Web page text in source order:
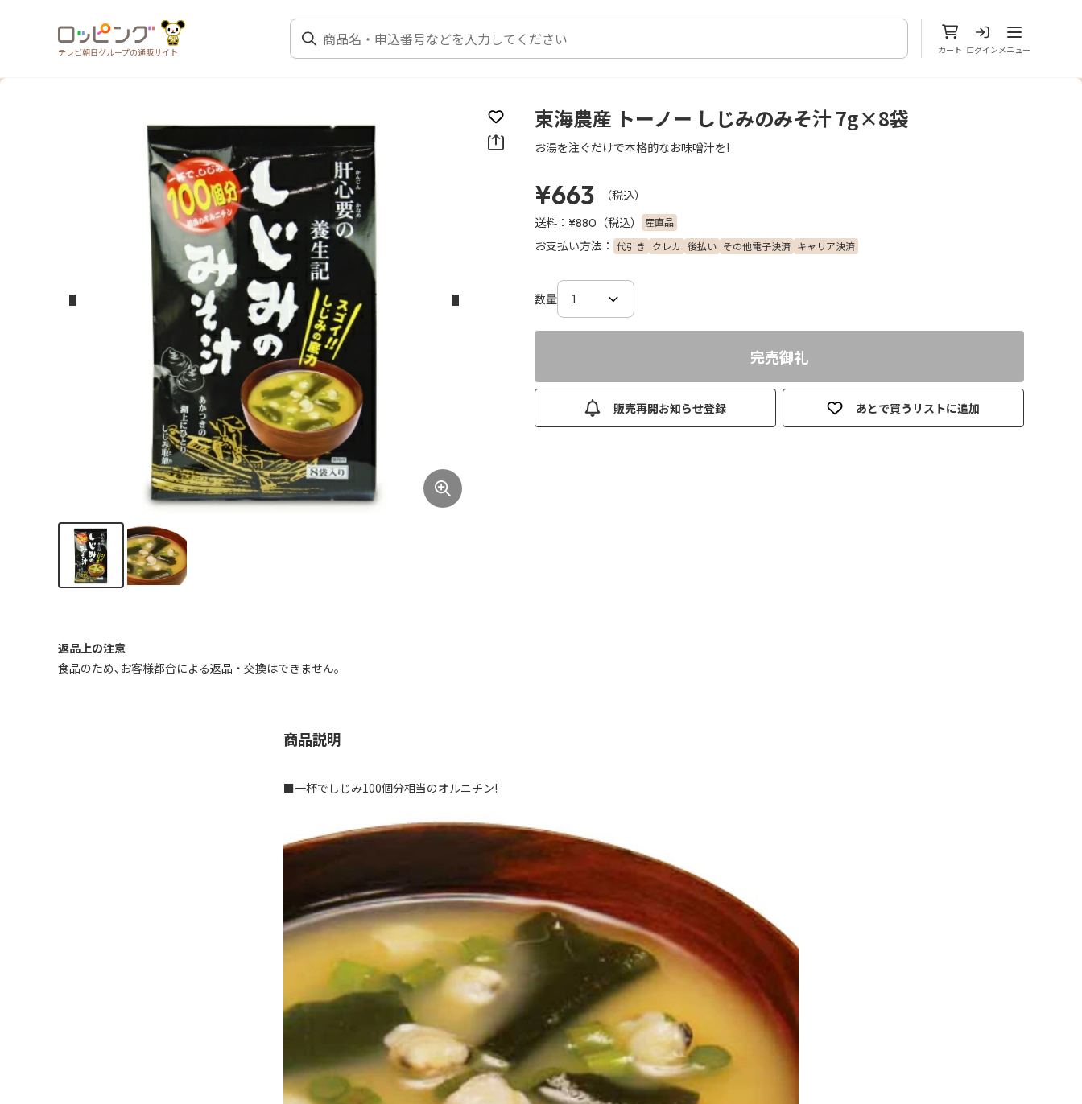
テレビ朝日グループの通販サイト カート ログイン
メニューを開
メニュー
前のスライド 次のスライド
お気に入りに登録
東海農産 トーノー しじみのみそ汁 7g×8袋
お湯を注ぐだけで本格的なお味噌汁を!
¥663
（税込）
送料： ¥880 （税込） 産直品
お支払い方法： 代引き クレカ 後払い その他電子決済 キャリア決済
数量
完売御礼
販売再開お知らせ登録 あとで買うリストに追加
返品上の注意
食品のため､お客様都合による返品・交換はできません｡
商品説明
■一杯でしじみ100個分相当のオルニチン!